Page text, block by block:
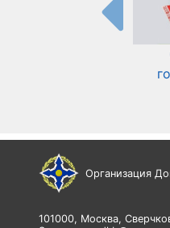
Организация
101000, Москва,